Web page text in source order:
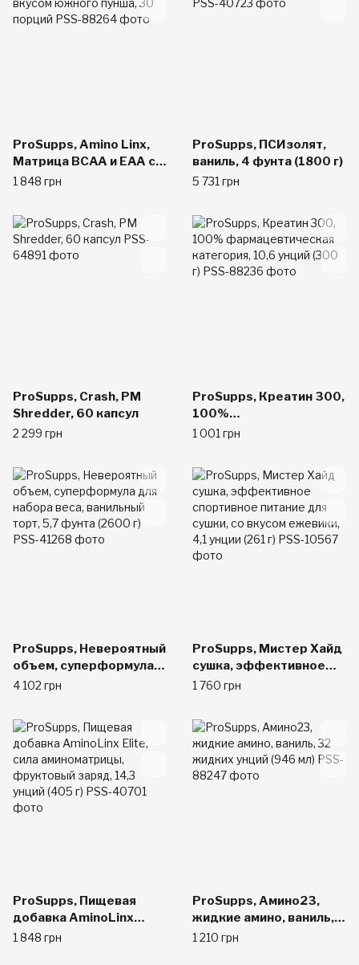
ProSupps, Amino Linx,
Матрица BCAA и EAA со
вкусом южного пунша,
1 848 грн
ProSupps, ПСИзолят,
ваниль, 4 фунта (1800 г)
5 731 грн
ProSupps, Crash, PM
Shredder, 60 капсул
2 299 грн
ProSupps, Креатин 300,
100%
фармацевтическая
(300 г)
1 001 грн
ProSupps, Невероятный
объем, суперформула
для набора веса,
фунта (2600 г)
4 102 грн
ProSupps, Мистер Хайд
сушка, эффективное
спортивное питание
ежевики, 4,1 унции (261
г)
1 760 грн
ProSupps, Пищевая
добавка AminoLinx
Elite, сила
1 848 грн
ProSupps, Амино23,
жидкие амино, ваниль,
32 жидких унций (946
1 210 грн